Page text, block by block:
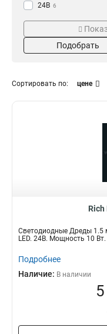
24В 6
Трансформатор
Есть 4
Кол-во светодиодов
Да 2
Подобрать
Сортировать по: цене
Rich
Светодиодные Дреды 1.5
LED. 24В. Мощность 10 Вт.
Подробнее
Наличие: В наличии